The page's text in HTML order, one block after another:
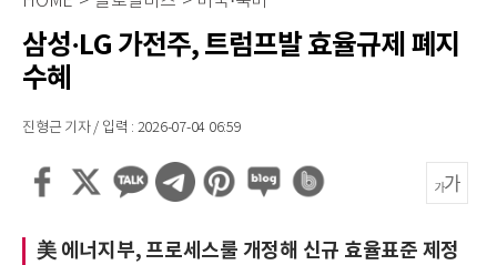
삼성·LG 가전주, 트럼프발 효율규제 폐지
수혜
진형근 기자 / 입력 : 2026-07-04 06:59
美 에너지부, 프로세스룰 개정해 신규 효율표준 제정